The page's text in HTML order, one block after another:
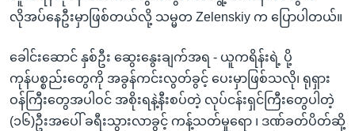
လိုအပ်နေဦးမှာဖြစ်တယ်လို့ သမ္မတ Zelenskiy က ပြောပါတယ်။
ခေါင်းဆောင် နှစ်ဦး ဆွေးနွေးချက်အရ - ယူကရိန်းရဲ့ ပို့
ကုန်ပစ္စည်းတွေကို အခွန်ကင်းလွတ်ခွင့် ပေးမှာဖြစ်သလို၊ ရုရှား
ဝန်ကြီးတွေအပါဝင် အစိုးရနဲ့နီးစပ်တဲ့ လုပ်ငန်းရှင်ကြီးတွေပါတဲ့
(၁၆)ဦးအပေါ် ခရီးသွားလာခွင့် ကန့်သတ်မှုရော ၊ ဒဏ်ခတ်ပိတ်ဆို့